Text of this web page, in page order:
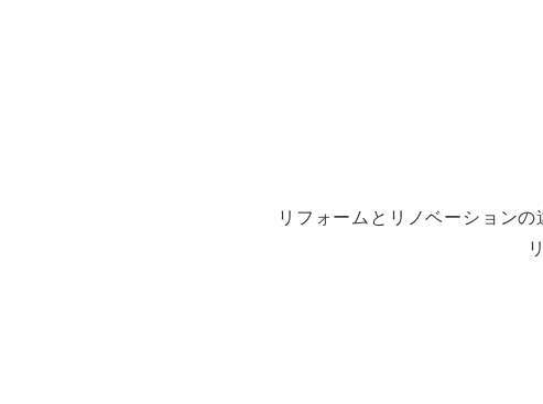
リフォームとリノベーション